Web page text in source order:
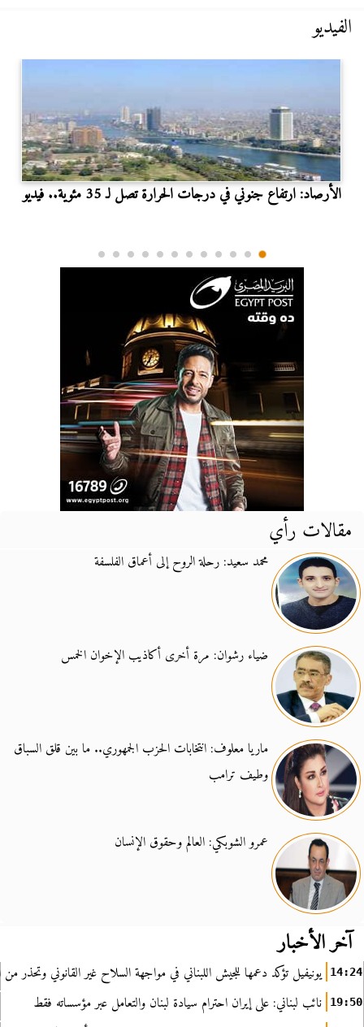
الفيديو
الأرصاد: ارتفاع جنوني في درجات الحرارة تصل لـ 35 مئوية.. فيديو
مقالات رأي
محمد سعيد: رحلة الروح إلى أعماق الفلسفة
ضياء رشوان: مرة أخرى أكاذيب الإخوان الخمس
ماريا معلوف: انتخابات الحزب الجمهوري.. ما بين قلق السباق
وطيف ترامب
عمرو الشوبكي: العالم وحقوق الإنسان
آخر الأخبار
14:24 يونيفيل تؤكد دعمها للجيش اللبناني في مواجهة السلاح غير القانوني وتحذر من
19:50 نائب لبناني: على إيران احترام سيادة لبنان والتعامل عبر مؤسساته فقط